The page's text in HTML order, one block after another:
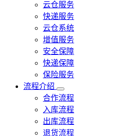
云仓服务
快递服务
云仓系统
增值服务
安全保障
快递保障
保险服务
流程介绍
合作流程
入库流程
出库流程
退货流程